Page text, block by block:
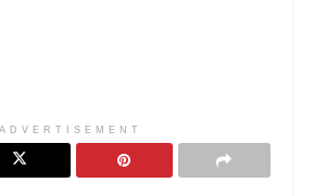
ADVERTISEMENT